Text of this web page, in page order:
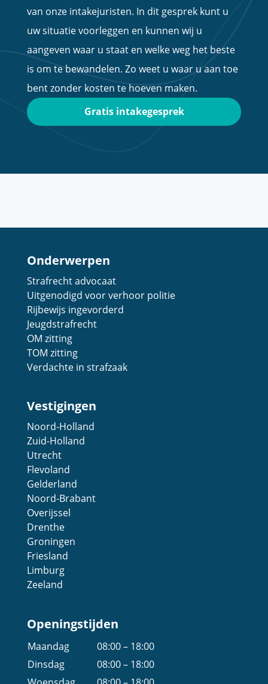
van onze intakejuristen. In dit gesprek kunt u
uw situatie voorleggen en kunnen wij u
aangeven waar u staat en welke weg het beste
is om te bewandelen. Zo weet u waar u aan toe
bent zonder kosten te hoeven maken.
Gratis intakegesprek
Onderwerpen
Strafrecht advocaat
Uitgenodigd voor verhoor politie
Rijbewijs ingevorderd
Jeugdstrafrecht
OM zitting
TOM zitting
Verdachte in strafzaak
Vestigingen
Noord-Holland
Zuid-Holland
Utrecht
Flevoland
Gelderland
Noord-Brabant
Overijssel
Drenthe
Groningen
Friesland
Limburg
Zeeland
Openingstijden
Maandag
08:00 – 18:00
Dinsdag
08:00 – 18:00